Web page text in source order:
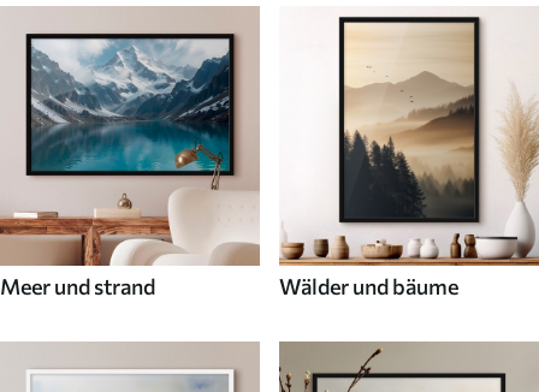
Meer und strand Wälder und bäume